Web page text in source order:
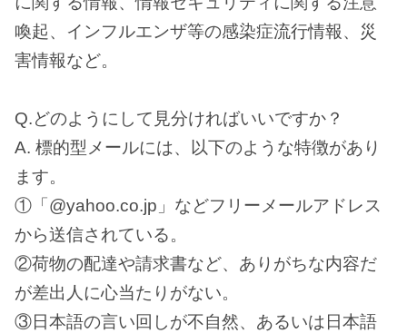
喚起、インフルエンザ等の感染症流行情報、災
害情報など。
Q.どのようにして見分ければいいですか？
A. 標的型メールには、以下のような特徴があり
ます。
①「@yahoo.co.jp」などフリーメールアドレス
から送信されている。
②荷物の配達や請求書など、ありがちな内容だ
が差出人に心当たりがない。
③日本語の言い回しが不自然、あるいは日本語